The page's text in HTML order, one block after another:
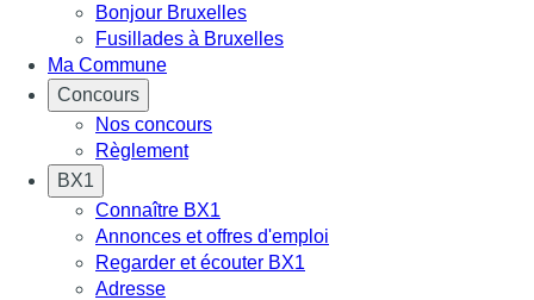
Bonjour Bruxelles
Fusillades à Bruxelles
Ma Commune
Concours
Nos concours
Règlement
BX1
Connaître BX1
Annonces et offres d'emploi
Regarder et écouter BX1
Adresse